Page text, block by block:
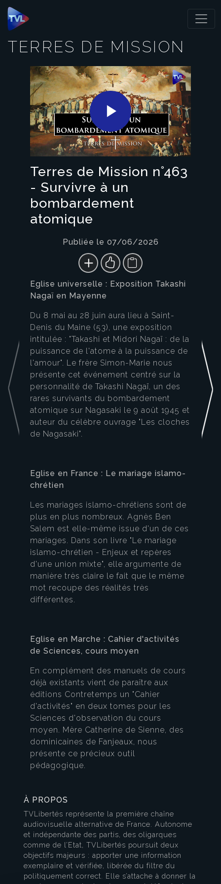
Panneau de gestion des cookies
TERRES DE MISSION
Play
Video
Terres de Mission n°463
- Survivre à un
bombardement
atomique
Publiée le 07/06/2026
Eglise universelle : Exposition Takashi
Nagaï en Mayenne
Du 8 mai au 28 juin aura lieu à Saint-
Denis du Maine (53), une exposition
intitulée : "Takashi et Midori Nagaï : de la
puissance de l'atome à la puissance de
l'amour". Le frère Simon-Marie nous
présente cet événement centré sur la
personnalité de Takashi Nagaï, un des
rares survivants du bombardement
atomique sur Nagasaki le 9 août 1945 et
auteur du célèbre ouvrage "Les cloches
de Nagasaki".
Eglise en France : Le mariage islamo-
chrétien
Les mariages islamo-chrétiens sont de
plus en plus nombreux. Agnès Ben
Salem est elle-même issue d'un de ces
mariages. Dans son livre "Le mariage
islamo-chrétien - Enjeux et repères
d'une union mixte", elle argumente de
manière très claire le fait que le même
mot recoupe des réalités très
différentes.
Eglise en Marche : Cahier d'activités
de Sciences, cours moyen
En complément des manuels de cours
déjà existants vient de paraître aux
éditions Contretemps un "Cahier
d'activités" en deux tomes pour les
Sciences d'observation du cours
moyen. Mère Catherine de Sienne, des
dominicaines de Fanjeaux, nous
présente ce précieux outil
pédagogique.
À PROPOS
TVLibertés représente la première chaîne
audiovisuelle alternative de France. Autonome
et indépendante des partis, des oligarques
comme de l’Etat, TVLibertés poursuit deux
objectifs majeurs : apporter une information
exemplaire et vérifiée, libérée du filtre du
politiquement correct. Elle s’attache à donner la